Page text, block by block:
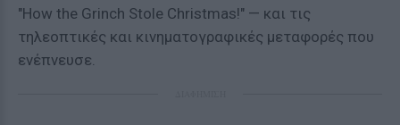
"How the Grinch Stole Christmas!" — και τις
τηλεοπτικές και κινηματογραφικές μεταφορές που
ενέπνευσε.